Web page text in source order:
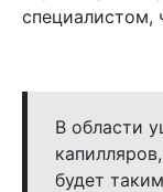
специалистом,
В области
будет